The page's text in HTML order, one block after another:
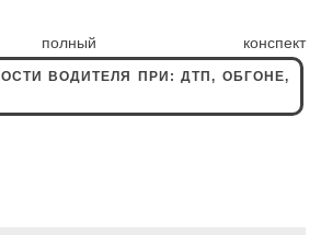
конспект
ВОДИТЕЛЯ ПРИ: ДТП, ОБГОНЕ,